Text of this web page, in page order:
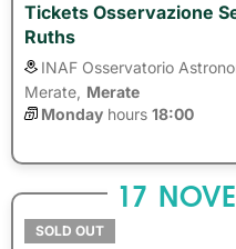
Tickets Osservazione
Ruths
INAF Osservatorio
Merate, Merate
Monday hours 18:00
17
SOLD OUT